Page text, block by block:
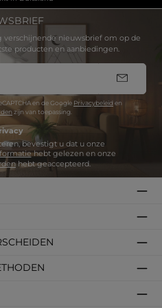
nieuwsbrief om op de
producten en aanbiedingen.
en de Google Privacybeleid en
zijn van toepassing.
hebt geaccepteerd.